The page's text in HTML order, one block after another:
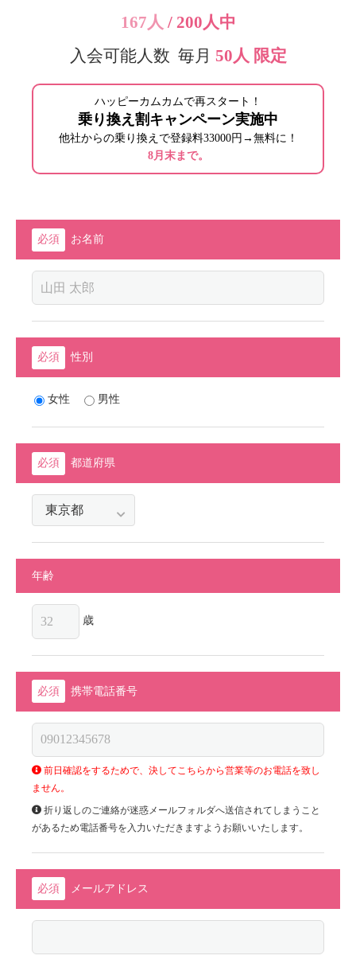
167人 / 200人中
入会可能人数 毎月 50人 限定
ハッピーカムカムで再スタート！
乗り換え割キャンペーン実施中
他社からの乗り換えで登録料33000円→無料に！
8月末まで。
お名前
性別
女性 男性
都道府県
年齢
歳
携帯電話番号
前日確認をするためで、決してこちらから営業等のお電話を致し
ません。
折り返しのご連絡が迷惑メールフォルダへ送信されてしまうこと
があるため電話番号を入力いただきますようお願いいたします。
メールアドレス